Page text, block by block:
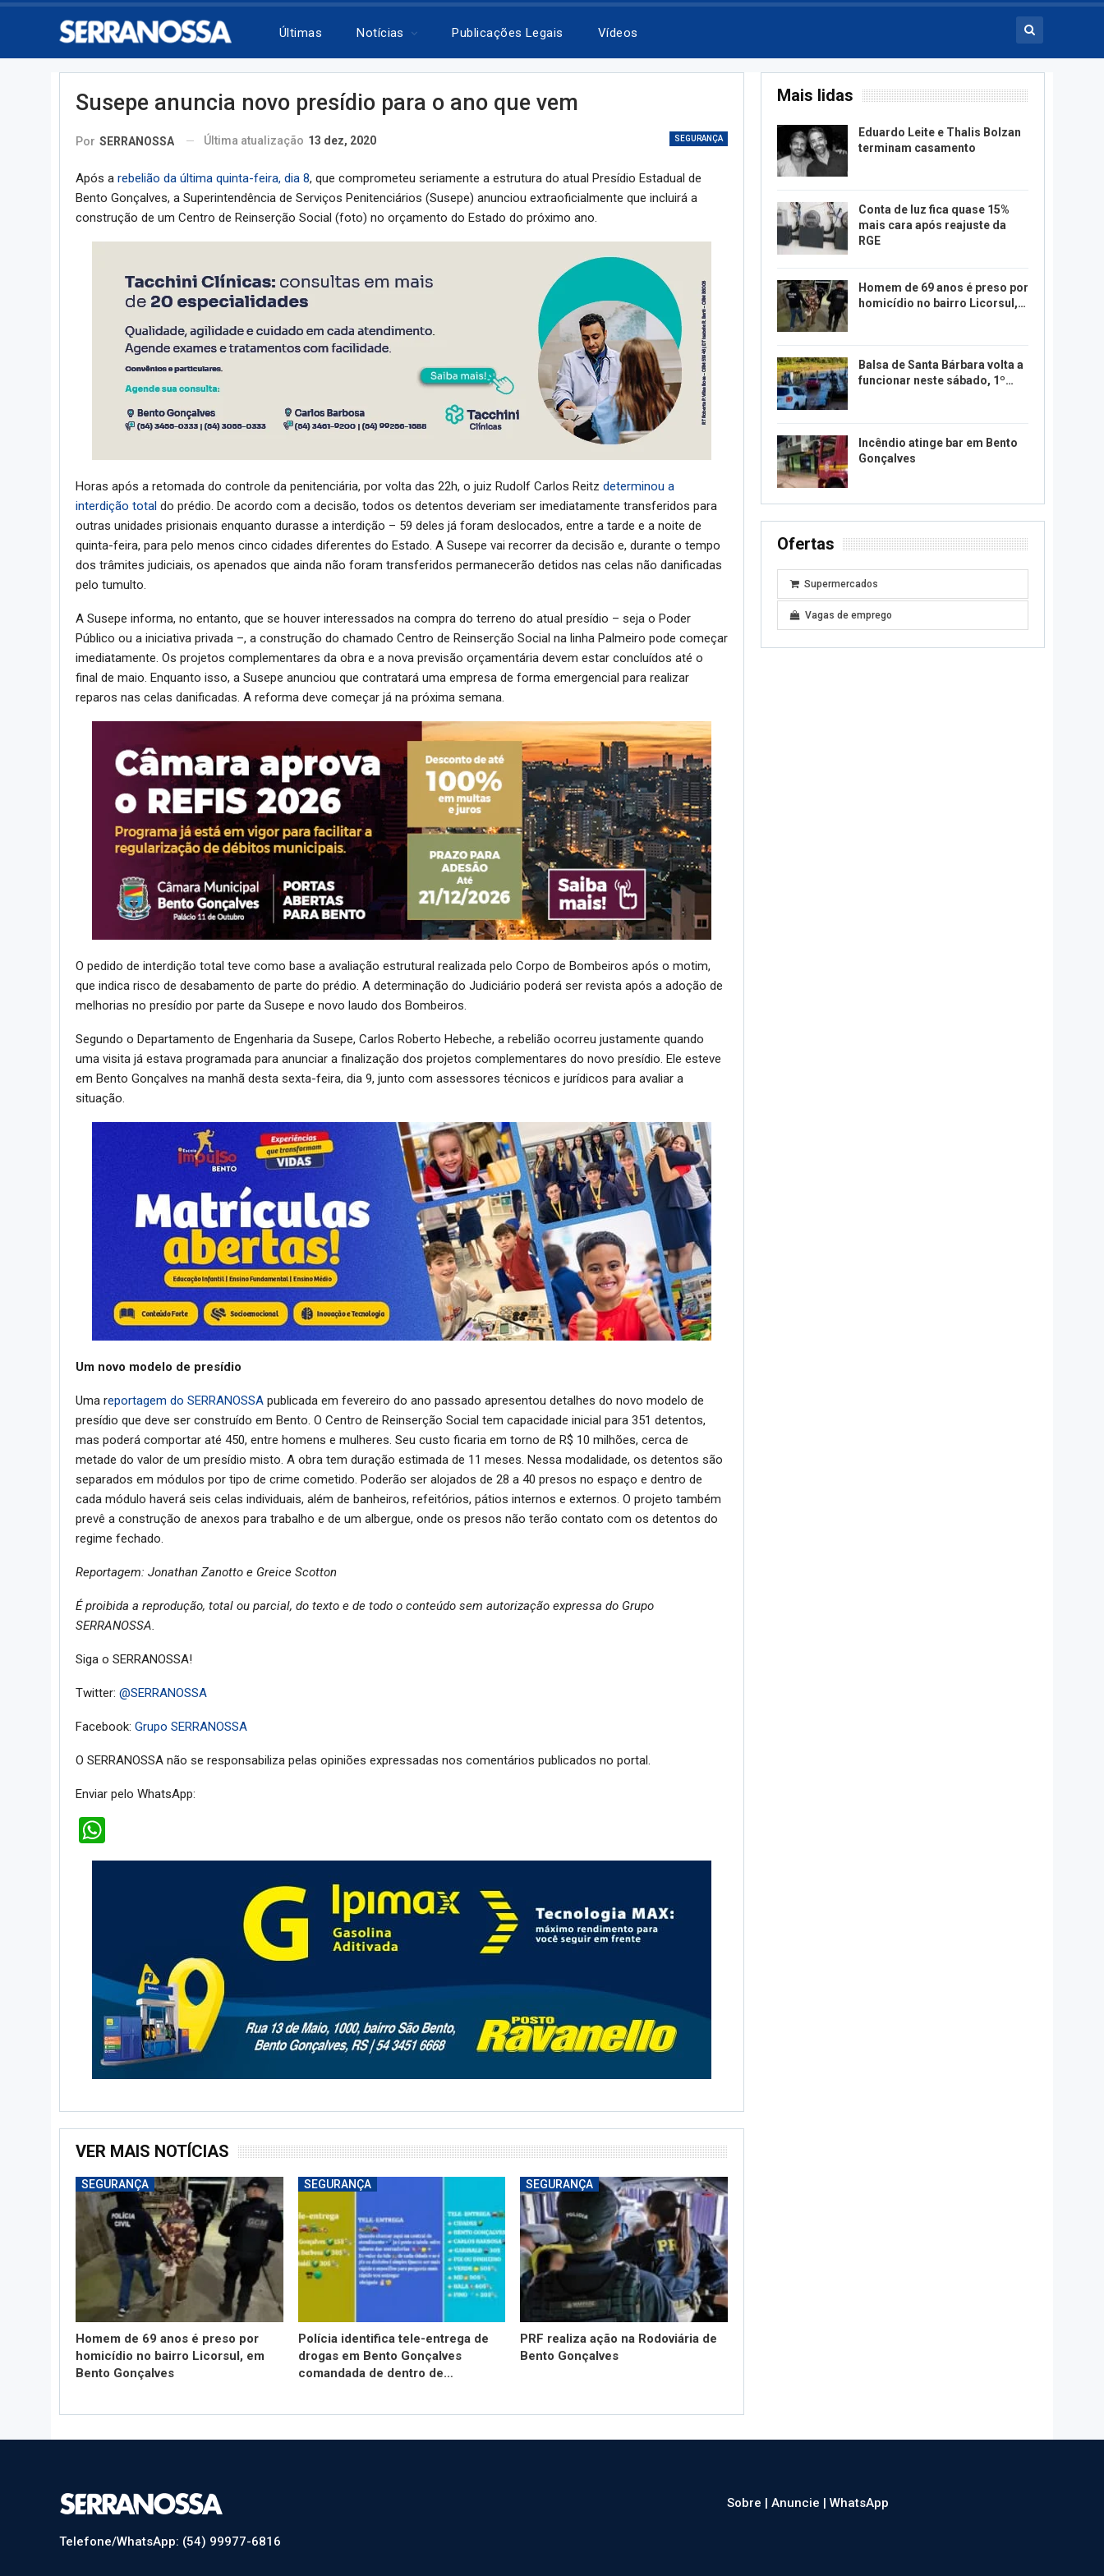
Últimas Notícias Publicações Legais Vídeos
Susepe anuncia novo presídio para o ano que vem
SEGURANÇA
Por SERRANOSSA Última atualização 13 dez, 2020
Após a rebelião da última quinta-feira, dia 8, que comprometeu seriamente a estrutura do atual Presídio Estadual de
Bento Gonçalves, a Superintendência de Serviços Penitenciários (Susepe) anunciou extraoficialmente que incluirá a
construção de um Centro de Reinserção Social (foto) no orçamento do Estado do próximo ano.
Horas após a retomada do controle da penitenciária, por volta das 22h, o juiz Rudolf Carlos Reitz determinou a
interdição total do prédio. De acordo com a decisão, todos os detentos deveriam ser imediatamente transferidos para
outras unidades prisionais enquanto durasse a interdição – 59 deles já foram deslocados, entre a tarde e a noite de
quinta-feira, para pelo menos cinco cidades diferentes do Estado. A Susepe vai recorrer da decisão e, durante o tempo
dos trâmites judiciais, os apenados que ainda não foram transferidos permanecerão detidos nas celas não danificadas
pelo tumulto.
A Susepe informa, no entanto, que se houver interessados na compra do terreno do atual presídio – seja o Poder
Público ou a iniciativa privada –, a construção do chamado Centro de Reinserção Social na linha Palmeiro pode começar
imediatamente. Os projetos complementares da obra e a nova previsão orçamentária devem estar concluídos até o
final de maio. Enquanto isso, a Susepe anunciou que contratará uma empresa de forma emergencial para realizar
reparos nas celas danificadas. A reforma deve começar já na próxima semana.
O pedido de interdição total teve como base a avaliação estrutural realizada pelo Corpo de Bombeiros após o motim,
que indica risco de desabamento de parte do prédio. A determinação do Judiciário poderá ser revista após a adoção de
melhorias no presídio por parte da Susepe e novo laudo dos Bombeiros.
Segundo o Departamento de Engenharia da Susepe, Carlos Roberto Hebeche, a rebelião ocorreu justamente quando
uma visita já estava programada para anunciar a finalização dos projetos complementares do novo presídio. Ele esteve
em Bento Gonçalves na manhã desta sexta-feira, dia 9, junto com assessores técnicos e jurídicos para avaliar a
situação.
Um novo modelo de presídio
Uma reportagem do SERRANOSSA publicada em fevereiro do ano passado apresentou detalhes do novo modelo de
presídio que deve ser construído em Bento. O Centro de Reinserção Social tem capacidade inicial para 351 detentos,
mas poderá comportar até 450, entre homens e mulheres. Seu custo ficaria em torno de R$ 10 milhões, cerca de
metade do valor de um presídio misto. A obra tem duração estimada de 11 meses. Nessa modalidade, os detentos são
separados em módulos por tipo de crime cometido. Poderão ser alojados de 28 a 40 presos no espaço e dentro de
cada módulo haverá seis celas individuais, além de banheiros, refeitórios, pátios internos e externos. O projeto também
prevê a construção de anexos para trabalho e de um albergue, onde os presos não terão contato com os detentos do
regime fechado.
Reportagem: Jonathan Zanotto e Greice Scotton
É proibida a reprodução, total ou parcial, do texto e de todo o conteúdo sem autorização expressa do Grupo
SERRANOSSA.
Siga o SERRANOSSA!
Twitter: @SERRANOSSA
Facebook: Grupo SERRANOSSA
O SERRANOSSA não se responsabiliza pelas opiniões expressadas nos comentários publicados no portal.
Enviar pelo WhatsApp:
VER MAIS NOTÍCIAS
SEGURANÇA
Homem de 69 anos é preso por
homicídio no bairro Licorsul, em
Bento Gonçalves
SEGURANÇA
Polícia identifica tele-entrega de
drogas em Bento Gonçalves
comandada de dentro de…
SEGURANÇA
PRF realiza ação na Rodoviária de
Bento Gonçalves
Mais lidas
Eduardo Leite e Thalis Bolzan
terminam casamento
Conta de luz fica quase 15%
mais cara após reajuste da
RGE
Homem de 69 anos é preso por
homicídio no bairro Licorsul,…
Balsa de Santa Bárbara volta a
funcionar neste sábado, 1º…
Incêndio atinge bar em Bento
Gonçalves
Ofertas
Supermercados
Vagas de emprego
Telefone/WhatsApp: (54) 99977-6816
Sobre |Anuncie |WhatsApp